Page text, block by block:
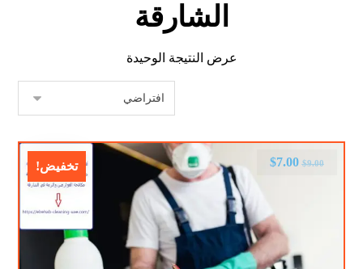
الشارقة
عرض النتيجة الوحيدة
تخفيض! $9.00
$7.00